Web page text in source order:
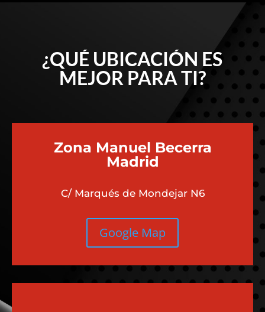
¿QUÉ UBICACIÓN ES
MEJOR PARA TI?
Zona Manuel Becerra
Madrid
C/ Marqués de Mondejar N6
Google Map